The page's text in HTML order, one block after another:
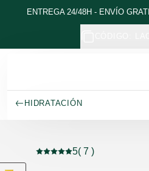
Ir al contenido principal
ENTREGA 24/48H - ENVÍO
HIDRATACIÓN
Puntuación: 5 / 5
5( 7 )